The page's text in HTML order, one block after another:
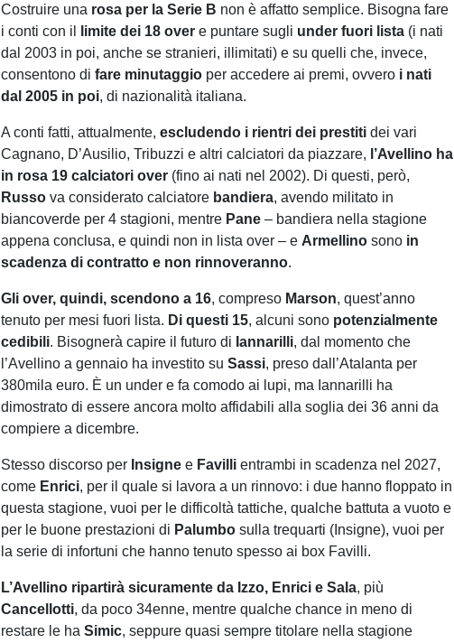
Costruire una rosa per la Serie B non è affatto semplice. Bisogna fare
i conti con il
limite dei 18 overe puntare sugli under fuori lista (i nati
dal 2003 in poi, anche se stranieri, illimitati) e su quelli che, invece,
consentono difare minutaggio per accedere ai premi, ovvero i nati
dal 2005 in poi, di nazionalità italiana.
A conti fatti, attualmente,escludendo i rientri dei prestitidei vari
Cagnano, D’Ausilio, Tribuzzi e altri calciatori da piazzare, l’Avellino ha
in rosa 19 calciatori over (fino ai nati nel 2002). Di questi, però,
Russova considerato calciatore bandiera, avendo militato in
biancoverde per 4 stagioni, mentre Pane – bandiera nella stagione
appena conclusa, e quindi non in lista over – e Armellinosono in
scadenza di contratto e non rinnoveranno.
Gli over, quindi, scendono a 16, compreso Marson, quest’anno
tenuto per mesi fuori lista. Di questi 15, alcuni sono potenzialmente
cedibili. Bisognerà capire il futuro di Iannarilli, dal momento che
l’Avellino a gennaio ha investito suSassi, preso dall’Atalanta per
380mila euro. È un under e fa comodo ai lupi, ma Iannarilli ha
dimostrato di essere ancora molto affidabili alla soglia dei 36 anni da
compiere a dicembre.
Stesso discorso per Insignee Favillientrambi in scadenza nel 2027,
come Enrici, per il quale si lavora a un rinnovo: i due hanno floppato in
questa stagione, vuoi per le difficoltà tattiche, qualche battuta a vuoto e
per le buone prestazioni di Palumbo sulla trequarti (Insigne), vuoi per
la serie di infortuni che hanno tenuto spesso ai box Favilli.
L’Avellino ripartirà sicuramente da Izzo, Enrici e Sala, più
Cancellotti, da poco 34enne, mentre qualche chance in meno di
restare le haSimic, seppure quasi sempre titolare nella stagione